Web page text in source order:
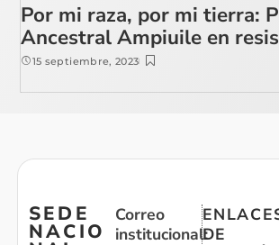
Por mi raza, por mi tierra:
Ancestral Ampiuile en
15 septiembre, 2023
SEDE
NACIO
Correo
institucional:DE